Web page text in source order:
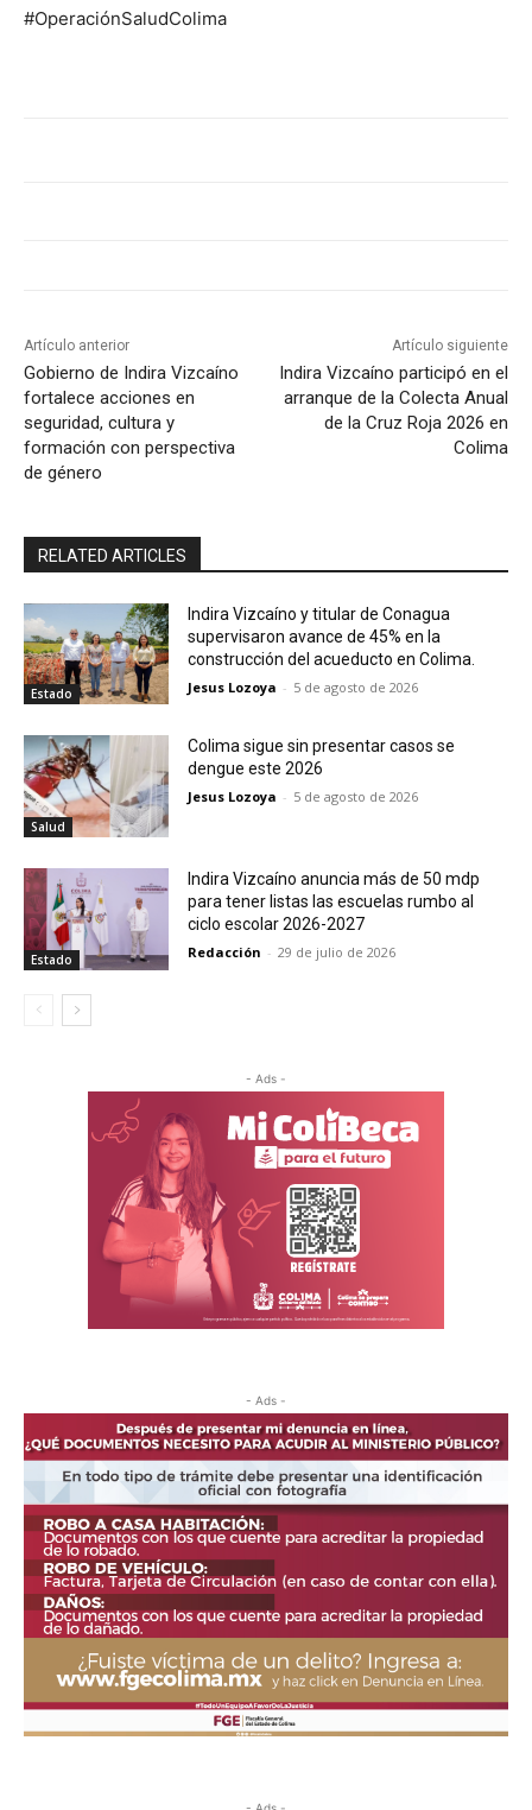
#OperaciónSaludColima
Artículo anterior
Gobierno de Indira Vizcaíno
fortalece acciones en
seguridad, cultura y
formación con perspectiva
de género
Artículo siguiente
Indira Vizcaíno participó en el
arranque de la Colecta Anual
de la Cruz Roja 2026 en
Colima
RELATED ARTICLES
Estado
Indira Vizcaíno y titular de Conagua
supervisaron avance de 45% en la
construcción del acueducto en Colima.
Jesus Lozoya - 5 de agosto de 2026
Salud
Colima sigue sin presentar casos se
dengue este 2026
Jesus Lozoya - 5 de agosto de 2026
Estado
Indira Vizcaíno anuncia más de 50 mdp
para tener listas las escuelas rumbo al
ciclo escolar 2026-2027
Redacción - 29 de julio de 2026
- Ads -
- Ads -